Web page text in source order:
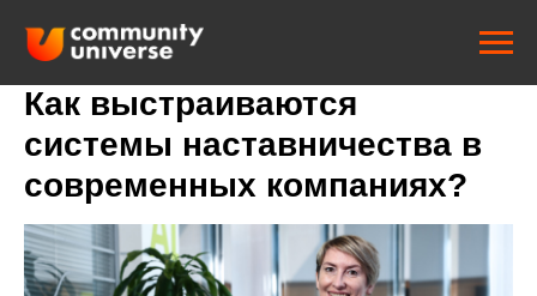
Как выстраиваются
системы наставничества в
современных компаниях?